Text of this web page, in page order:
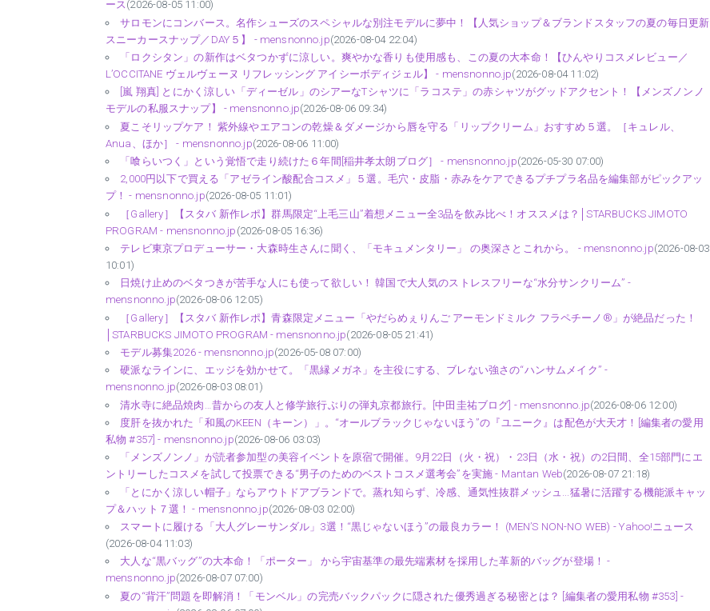
ース(2026-08-05 11:00)
サロモンにコンバース。名作シューズのスペシャルな別注モデルに夢中！【人気ショップ＆ブランドスタッフの夏の毎日更新
スニーカースナップ／DAY５】 - mensnonno.jp(2026-08-04 22:04)
「ロクシタン」の新作はベタつかずに涼しい。爽やかな香りも使用感も、この夏の大本命！【ひんやりコスメレビュー／
L’OCCITANE ヴェルヴェーヌ リフレッシング アイシーボディジェル】 - mensnonno.jp(2026-08-04 11:02)
[嵐 翔真] とにかく涼しい「ディーゼル」のシアーなTシャツに「ラコステ」の赤シャツがグッドアクセント！【メンズノンノ
モデルの私服スナップ】 - mensnonno.jp(2026-08-06 09:34)
夏こそリップケア！ 紫外線やエアコンの乾燥＆ダメージから唇を守る「リップクリーム」おすすめ５選。［キュレル、
Anua、ほか］ - mensnonno.jp(2026-08-06 11:00)
「喰らいつく」という覚悟で走り続けた６年間[稲井孝太朗ブログ］ - mensnonno.jp(2026-05-30 07:00)
2,000円以下で買える「アゼライン酸配合コスメ」５選。毛穴・皮脂・赤みをケアできるプチプラ名品を編集部がピックアッ
プ！ - mensnonno.jp(2026-08-05 11:01)
［Gallery］【スタバ 新作レポ】群馬限定“上毛三山”着想メニュー全3品を飲み比べ！オススメは？│STARBUCKS JIMOTO
PROGRAM - mensnonno.jp (2026-08-05 16:36)
テレビ東京プロデューサー・大森時生さんに聞く、「モキュメンタリー」 の奥深さとこれから。 - mensnonno.jp(2026-08-03
10:01)
日焼け止めのベタつきが苦手な人にも使って欲しい！ 韓国で大人気のストレスフリーな“水分サンクリーム” -
mensnonno.jp(2026-08-06 12:05)
［Gallery］【スタバ 新作レポ】青森限定メニュー「やだらめぇりんご アーモンドミルク フラペチーノ®」が絶品だった！
│STARBUCKS JIMOTO PROGRAM - mensnonno.jp(2026-08-05 21:41)
モデル募集2026 - mensnonno.jp(2026-05-08 07:00)
硬派なラインに、エッジを効かせて。「黒縁メガネ」を主役にする、ブレない強さの“ハンサムメイク” -
mensnonno.jp(2026-08-03 08:01)
清水寺に絶品焼肉…昔からの友人と修学旅行ぶりの弾丸京都旅行。[中田圭祐ブログ] - mensnonno.jp(2026-08-06 12:00)
度肝を抜かれた「和風のKEEN（キーン）」。“オールブラックじゃないほう”の『ユニーク』は配色が大天才！[編集者の愛用
私物 #357] - mensnonno.jp(2026-08-06 03:03)
「メンズノンノ」が読者参加型の美容イベントを原宿で開催。9月22日（火・祝）・23日（水・祝）の2日間、全15部門にエ
ントリーしたコスメを試して投票できる“男子のためのベストコスメ選考会”を実施 - Mantan Web(2026-08-07 21:18)
「とにかく涼しい帽子」ならアウトドアブランドで。蒸れ知らず、冷感、通気性抜群メッシュ...猛暑に活躍する機能派キャッ
プ＆ハット７選！ - mensnonno.jp(2026-08-03 02:00)
スマートに履ける「大人グレーサンダル」3選！“黒じゃないほう”の最良カラー！ (MEN’S NON-NO WEB) - Yahoo!ニュース
(2026-08-04 11:03)
大人な“黒バッグ”の大本命！「ポーター」 から宇宙基準の最先端素材を採用した革新的バッグが登場！ -
mensnonno.jp(2026-08-07 07:00)
夏の“背汗”問題を即解消！「モンベル」の完売バックパックに隠された優秀過ぎる秘密とは？ [編集者の愛用私物 #353] -